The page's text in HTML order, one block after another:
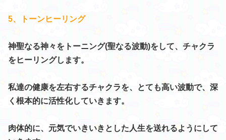
5、トーンヒーリング
神聖なる神々をトーニング(聖なる波動)をして、チャクラ
をヒーリングします。
私達の健康を左右するチャクラを、とても高い波動で、深
く根本的に活性化していきます。
肉体的に、元気でいきいきとした人生を送れるようにして